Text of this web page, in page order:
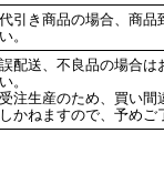
代引き商品の場合、商品
い。
誤配送、不良品の場合は
い。
受注生産のため、買い間
しかねますので、予めご